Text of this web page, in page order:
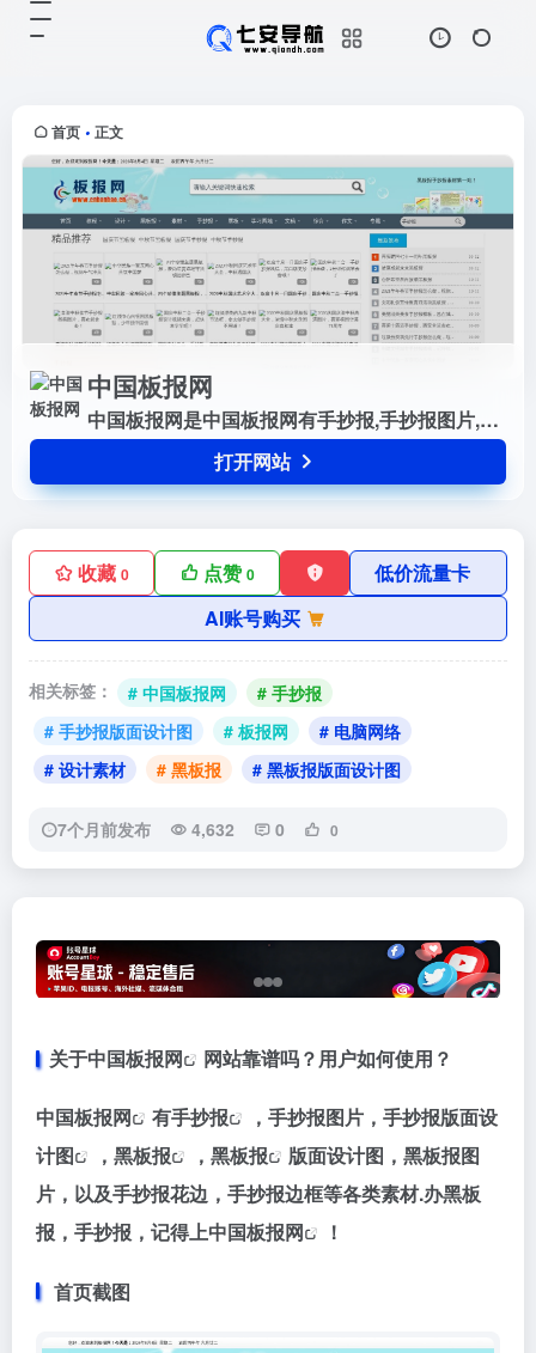
首页 • 正文
中国板报网
中国板报网是中国板报网有手抄报,手抄报图片,手抄报版面设计图,黑板报,黑板报版面设计图,黑板报图片,以及手抄报花边,手抄报边框等各类素材.办黑板报,手抄报,记得上中国板报网！
打开网站
收藏 0 点赞0
低价流量卡
AI账号购买
相关标签： # 中国板报网
# 手抄报
# 手抄报版面设计图
# 板报网
# 电脑网络
# 设计素材
# 黑板报 # 黑板报版面设计图
7个月前发布 4,632 0 0
报,黑板报版面设计图,黑板报图片,以
及手抄报花边,手抄报边框等各类素
材.办黑板报,手抄报,记得...
关于中国板报网 网站靠谱吗？用户如何使用？
中国板报网 有手抄报 ，手抄报图片， 手抄报版面设
计图
， 黑板报 ， 黑板报
版面设计图，黑板报图
片，以及手抄报花边，手抄报边框等各类素材.办黑板
报，手抄报，记得上中国板报网 ！
首页截图